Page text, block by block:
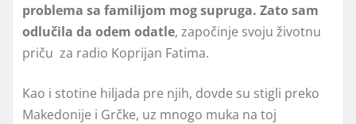
problema sa familijom mog supruga. Zato sam
odlučila da odem odatle, započinje svoju životnu
priču za radio Koprijan Fatima.
Kao i stotine hiljada pre njih, dovde su stigli preko
Makedonije i Grčke, uz mnogo muka na toj